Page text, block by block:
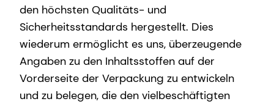
den höchsten Qualitäts- und
Sicherheitsstandards hergestellt. Dies
wiederum ermöglicht es uns, überzeugende
Angaben zu den Inhaltsstoffen auf der
Vorderseite der Verpackung zu entwickeln
und zu belegen, die den vielbeschäftigten